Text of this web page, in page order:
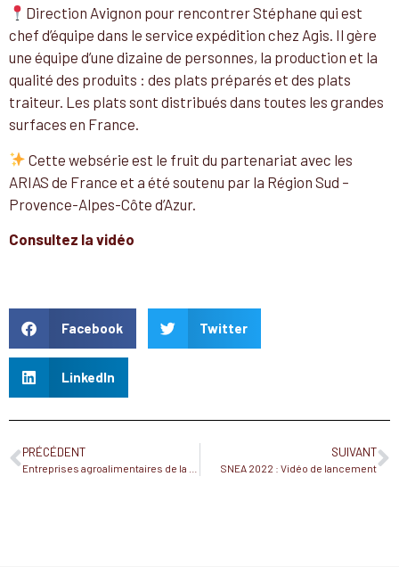
Direction Avignon pour rencontrer Stéphane qui est
chef d’équipe dans le service expédition chez Agis. Il gère
une équipe d’une dizaine de personnes, la production et la
qualité des produits : des plats préparés et des plats
traiteur. Les plats sont distribués dans toutes les grandes
surfaces en France.
Cette websérie est le fruit du partenariat avec les
ARIAS de France et a été soutenu par la Région Sud –
Provence-Alpes-Côte d’Azur.
Consultez la vidéo
Facebook Twitter
LinkedIn
PRÉCÉDENT SUIVANT
SNEA 2022 : Vidéo de lancement